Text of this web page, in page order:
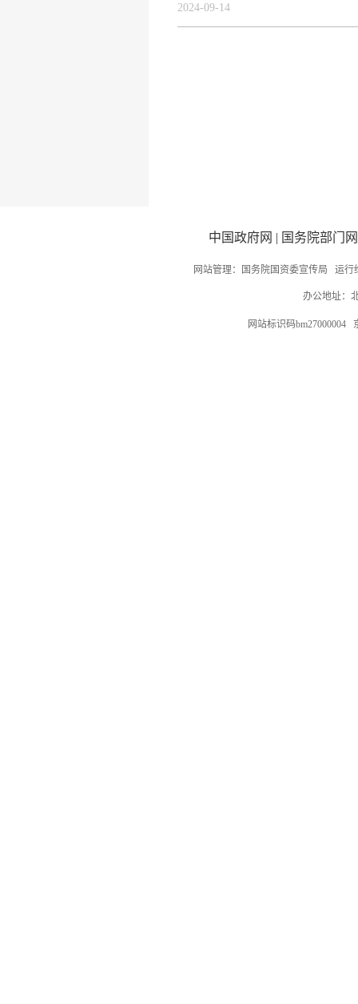
2024-09-14
中国政府网 | 国务院部门
网站管理：国务院国资委宣传局 运
办公地址：
网站标识码bm27000004